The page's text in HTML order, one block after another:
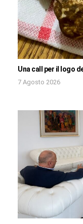
Una call per il logo
7 Agosto 2026